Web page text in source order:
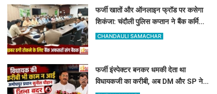
फर्जी खातों और ऑनलाइन फ्रॉड पर कसेगा
शिकंजा: चंदौली पुलिस कप्तान ने बैंक कर्मियों
को दिए खास सुरक्षा टिप्स
CHANDAULI SAMACHAR
फर्जी इंस्पेक्टर बनकर धमकी देता था
विधायकजी का करीबी, अब DM और SP ने